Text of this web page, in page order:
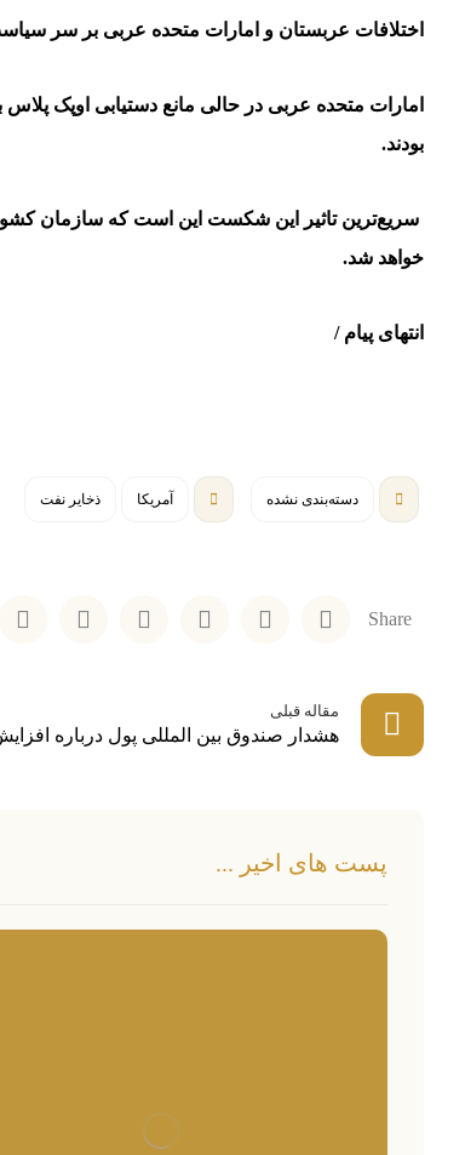
اختلافات عربستان و امارات متحده عربی بر سر
بودند.
سریع‌ترین تاثیر این شکست این است که سازمان
خواهد شد.
انتهای پیام /
دسته‌بندی نشده آمریکا ذخایر نفت
مقاله قبلی
هشدار صندوق بین المللی پول درباره افزایش
پست های اخیر ...